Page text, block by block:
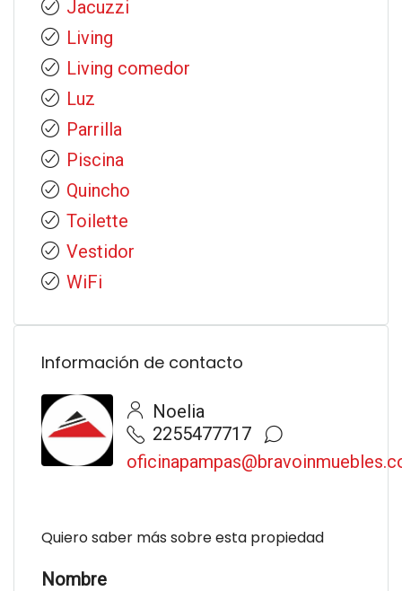
Jacuzzi
Living
Living comedor
Luz
Parrilla
Piscina
Quincho
Toilette
Vestidor
WiFi
Información de contacto
Noelia
2255477717
Quiero saber más sobre esta propiedad
Nombre